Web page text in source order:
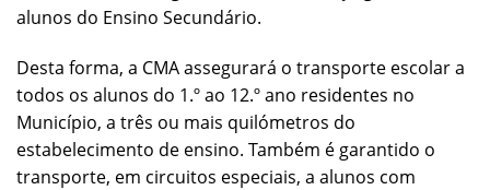
alunos do Ensino Secundário.
Desta forma, a CMA assegurará o transporte escolar a
todos os alunos do 1.º ao 12.º ano residentes no
Município, a três ou mais quilómetros do
estabelecimento de ensino. Também é garantido o
transporte, em circuitos especiais, a alunos com